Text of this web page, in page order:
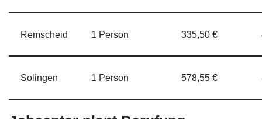
Remscheid 1 Person 335,50 €
Solingen 1 Person 578,55 €